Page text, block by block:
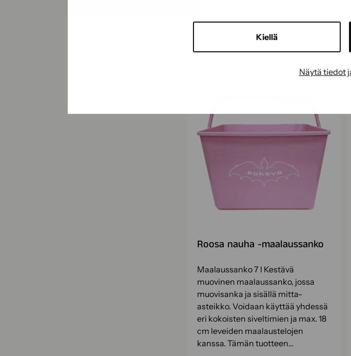
Kiellä
Näytä tiedot
Roosa nauha -maalaussanko
Maalaussanko 7 l Kestävä
muovinen maalaussanko, jossa
muovisanka ja sisällä mitta-
asteikko. Voidaan käyttää yhdessä
eri kokoisten siveltimien ja max. 18
cm leveiden maalaustelojen
kanssa. Tämän tuotteen…